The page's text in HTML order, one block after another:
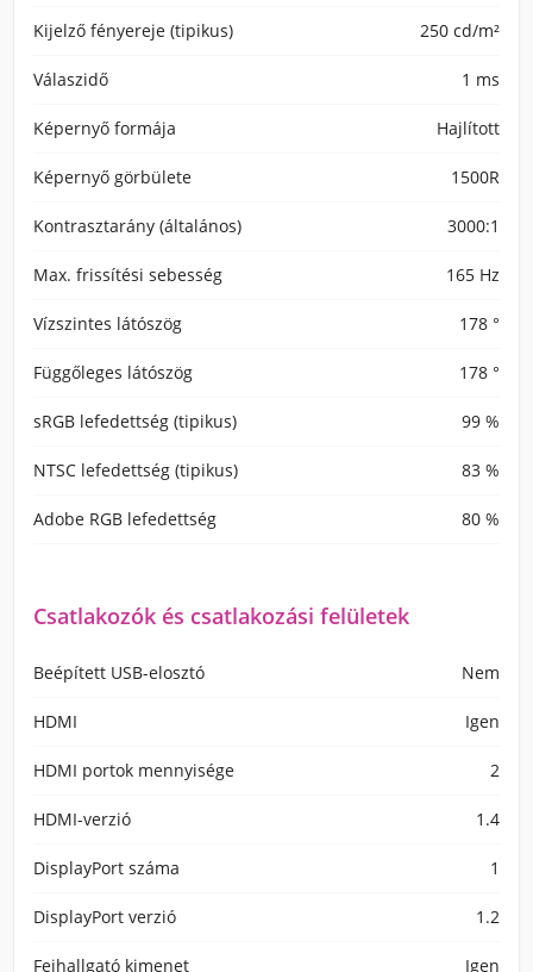
Kijelző fényereje (tipikus) 250 cd/m²
Válaszidő 1 ms
Képernyő formája Hajlított
Képernyő görbülete 1500R
Kontrasztarány (általános) 3000:1
Max. frissítési sebesség 165 Hz
Vízszintes látószög 178 °
Függőleges látószög 178 °
sRGB lefedettség (tipikus) 99 %
NTSC lefedettség (tipikus) 83 %
Adobe RGB lefedettség 80 %
Csatlakozók és csatlakozási felületek
Beépített USB-elosztó Nem
HDMI Igen
HDMI portok mennyisége 2
HDMI-verzió 1.4
DisplayPort száma 1
DisplayPort verzió 1.2
Fejhallgató kimenet Igen